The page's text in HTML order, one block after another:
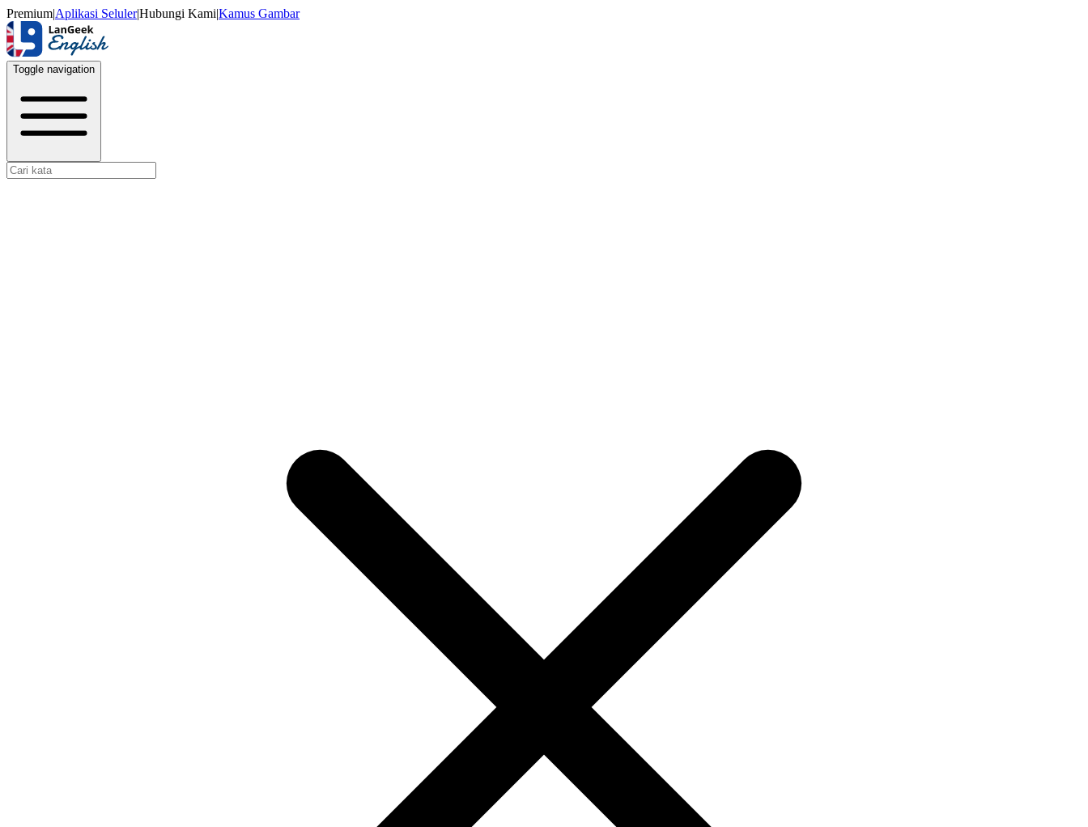
Premium|Aplikasi Seluler|Hubungi Kami|Kamus Gambar
Toggle navigation